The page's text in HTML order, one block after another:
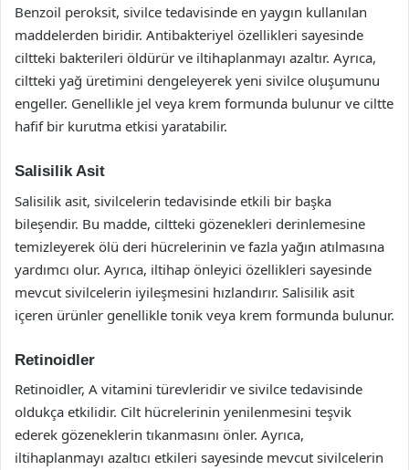
Benzoil peroksit, sivilce tedavisinde en yaygın kullanılan
maddelerden biridir. Antibakteriyel özellikleri sayesinde
ciltteki bakterileri öldürür ve iltihaplanmayı azaltır. Ayrıca,
ciltteki yağ üretimini dengeleyerek yeni sivilce oluşumunu
engeller. Genellikle jel veya krem formunda bulunur ve ciltte
hafif bir kurutma etkisi yaratabilir.
Salisilik Asit
Salisilik asit, sivilcelerin tedavisinde etkili bir başka
bileşendir. Bu madde, ciltteki gözenekleri derinlemesine
temizleyerek ölü deri hücrelerinin ve fazla yağın atılmasına
yardımcı olur. Ayrıca, iltihap önleyici özellikleri sayesinde
mevcut sivilcelerin iyileşmesini hızlandırır. Salisilik asit
içeren ürünler genellikle tonik veya krem formunda bulunur.
Retinoidler
Retinoidler, A vitamini türevleridir ve sivilce tedavisinde
oldukça etkilidir. Cilt hücrelerinin yenilenmesini teşvik
ederek gözeneklerin tıkanmasını önler. Ayrıca,
iltihaplanmayı azaltıcı etkileri sayesinde mevcut sivilcelerin